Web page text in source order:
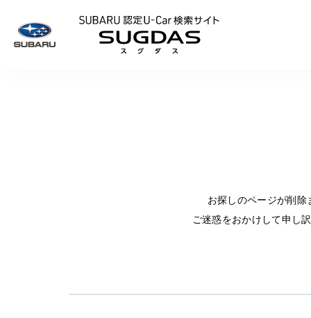
お探しのページが削
ご迷惑をおかけして申し